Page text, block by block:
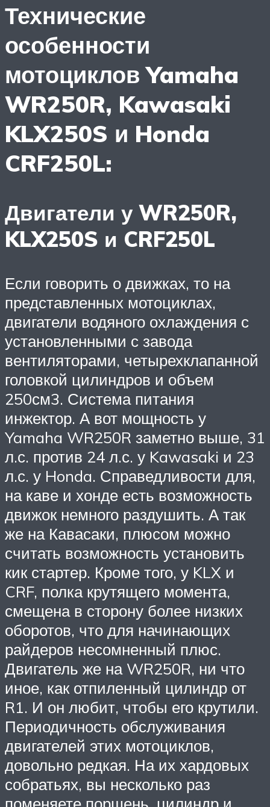
Технические
особенности
мотоциклов Yamaha
WR250R, Kawasaki
KLX250S и Honda
CRF250L:
Двигатели у WR250R,
KLX250S и CRF250L
Если говорить о движках, то на
представленных мотоциклах,
двигатели водяного охлаждения с
установленными с завода
вентиляторами, четырехклапанной
головкой цилиндров и объем
250см3. Система питания
инжектор. А вот мощность у
Yamaha WR250R заметно выше, 31
л.с. против 24 л.с. у Kawasaki и 23
л.с. у Honda. Справедливости для,
на каве и хонде есть возможность
движок немного раздушить. А так
же на Кавасаки, плюсом можно
считать возможность установить
кик стартер. Кроме того, у KLX и
CRF, полка крутящего момента,
смещена в сторону более низких
оборотов, что для начинающих
райдеров несомненный плюс.
Двигатель же на WR250R, ни что
иное, как отпиленный цилиндр от
R1. И он любит, чтобы его крутили.
Периодичность обслуживания
двигателей этих мотоциклов,
довольно редкая. На их хардовых
собратьях, вы несколько раз